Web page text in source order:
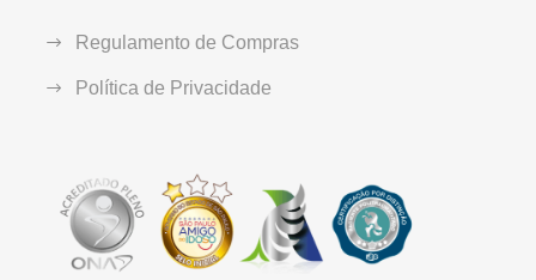
Regulamento de Compras
Política de Privacidade